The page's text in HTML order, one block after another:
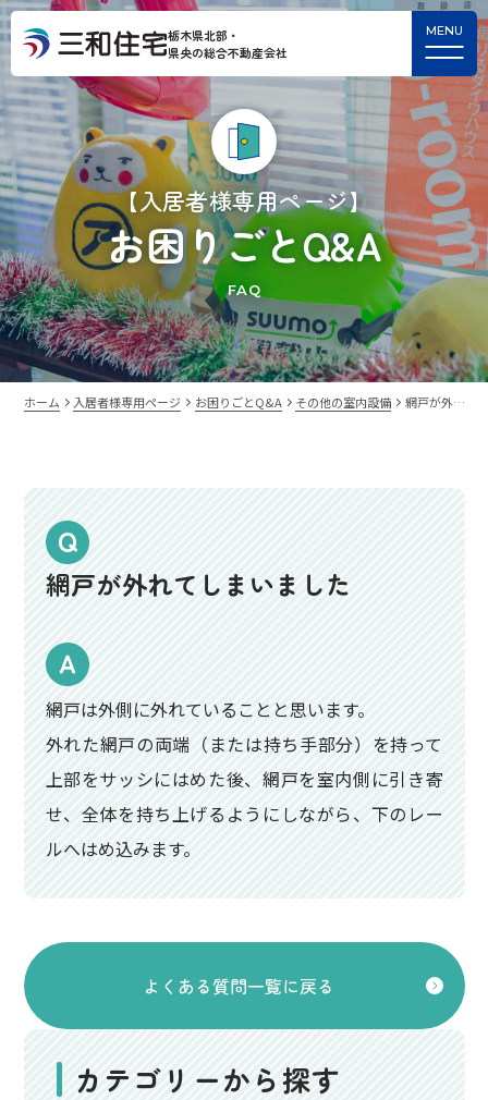
栃木県北部・
県央の総合不動産会社
【入居者様専用ページ】
お困りごとQ&A
FAQ
ホーム 入居者様専用ページ お困りごとQ&A その他の室内設備 網戸が外…
網戸が外れてしまいました
網戸は外側に外れていることと思います。
外れた網戸の両端（または持ち手部分）を持って
上部をサッシにはめた後、網戸を室内側に引き寄
せ、全体を持ち上げるようにしながら、下のレー
ルへはめ込みます。
よくある質問一覧に戻る
カテゴリーから探す